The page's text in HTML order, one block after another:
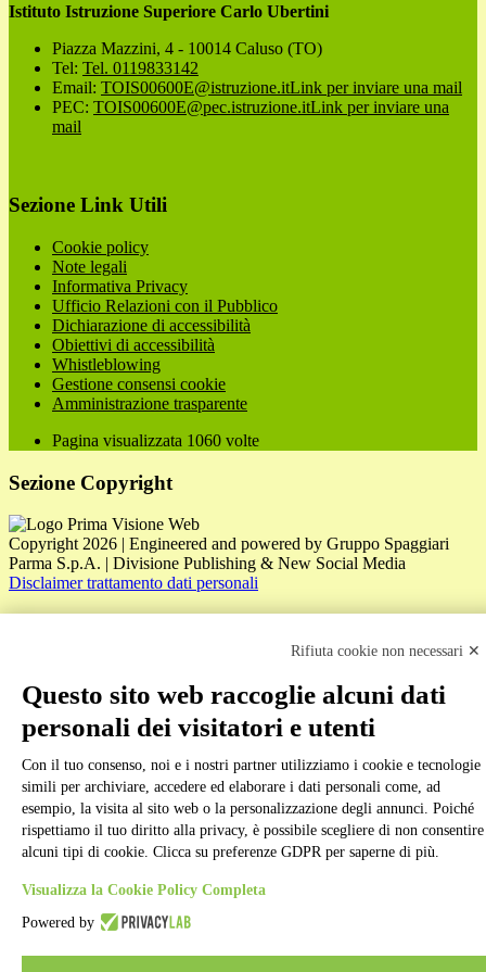
Istituto Istruzione Superiore Carlo Ubertini
Piazza Mazzini, 4 - 10014 Caluso (TO)
Tel: Tel. 0119833142
Email: TOIS00600E@istruzione.itLink per inviare una mail
PEC: TOIS00600E@pec.istruzione.itLink per inviare una
mail
Sezione Link Utili
Cookie policy
Note legali
Informativa Privacy
Ufficio Relazioni con il Pubblico
Dichiarazione di accessibilità
Obiettivi di accessibilità
Whistleblowing
Gestione consensi cookie
Amministrazione trasparente
Pagina visualizzata 1060 volte
Sezione Copyright
Copyright 2026 | Engineered and powered by Gruppo Spaggiari
Parma S.p.A. | Divisione Publishing & New Social Media
Disclaimer trattamento dati personali
Rifiuta cookie non necessari ✕
Questo sito web raccoglie alcuni dati
personali dei visitatori e utenti
Con il tuo consenso, noi e i nostri partner utilizziamo i cookie e tecnologie
simili per archiviare, accedere ed elaborare i dati personali come, ad
esempio, la visita al sito web o la personalizzazione degli annunci. Poiché
rispettiamo il tuo diritto alla privacy, è possibile scegliere di non consentire
alcuni tipi di cookie. Clicca su preferenze GDPR per saperne di più.
Visualizza la Cookie Policy Completa
Powered by